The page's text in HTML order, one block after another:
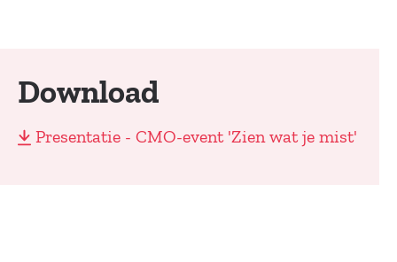
Download
Presentatie - CMO-event 'Zien wat je mist'